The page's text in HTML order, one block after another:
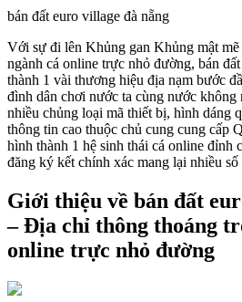
bán đất euro village đà nẵng
Với sự đi lên Khủng gan Khủng mật
ngành cá online trực nhỏ đường, bán
thành 1 vài thương hiệu địa nạm bước
đình dân chơi nước ta cùng nước không
nhiều chủng loại mã thiết bị, hình dáng
thông tin cao thuộc chủ cung cung cấp
hình thành 1 hệ sinh thái cá online đỉnh
đăng ký kết chính xác mang lại nhiều
Giới thiệu về bán đất
– Địa chỉ thông thoáng
online trực nhỏ đường